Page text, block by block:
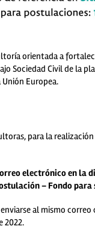
orientada a
Sociedad Civil de la
Europea.
para la
electrónico en la
– Fondo para
al mismo
2022.